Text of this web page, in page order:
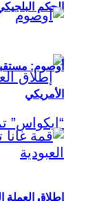
الحكم
أوصوم:
الأمريكي